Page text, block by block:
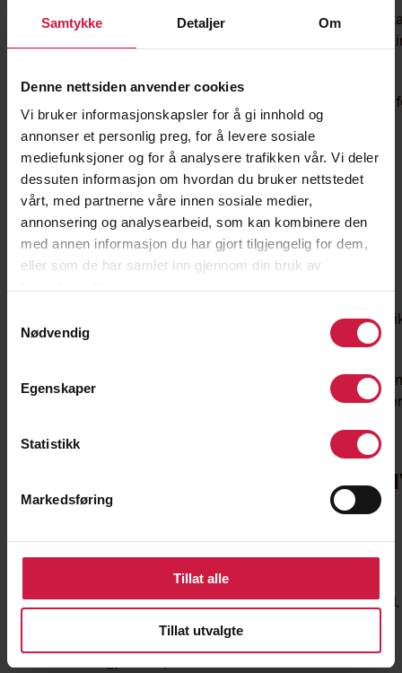
Samtykke Detaljer Om
Denne nettsiden anvender cookies
Vi bruker informasjonskapsler for å gi innhold og
annonser et personlig preg, for å levere sosiale
mediefunksjoner og for å analysere trafikken vår. Vi deler
dessuten informasjon om hvordan du bruker nettstedet
vårt, med partnerne våre innen sosiale medier,
annonsering og analysearbeid, som kan kombinere den
med annen informasjon du har gjort tilgjengelig for dem,
eller som de har samlet inn gjennom din bruk av
Nødvendig
Egenskaper
Statistikk
Markedsføring
Tillat alle
Tillat utvalgte
Vise et bredt teknisk repertoar i spillsituasjoner
pasninger, skudd, skøyteferdigheter og
Evne til å sette press på riktig teknisk måte, til fordel
eget lag
Taktiske ferdigheter:
Evne til å skape og utnytte overtall i spill
Evne til å orientere seg, og ta gode valg basert på
informasjonen man skaffer seg
Evne til å ha høy treffprosent i aksjonene og
involveringene, og utøve kvalitet og forståelse i de
spillfasene
Dette kan observeres så lenge det er spill-motspill i
eller kamp. Punktene over passer alle posisjoner på
idrettsresultater/
6 poeng
3-5 poeng, med desimaler (avhenger av hvilken landsdel,
Klubbhverdag/Seriespill